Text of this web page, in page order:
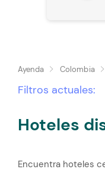
Ayenda Colombia
Filtros actuales:
Hoteles
Encuentra hoteles